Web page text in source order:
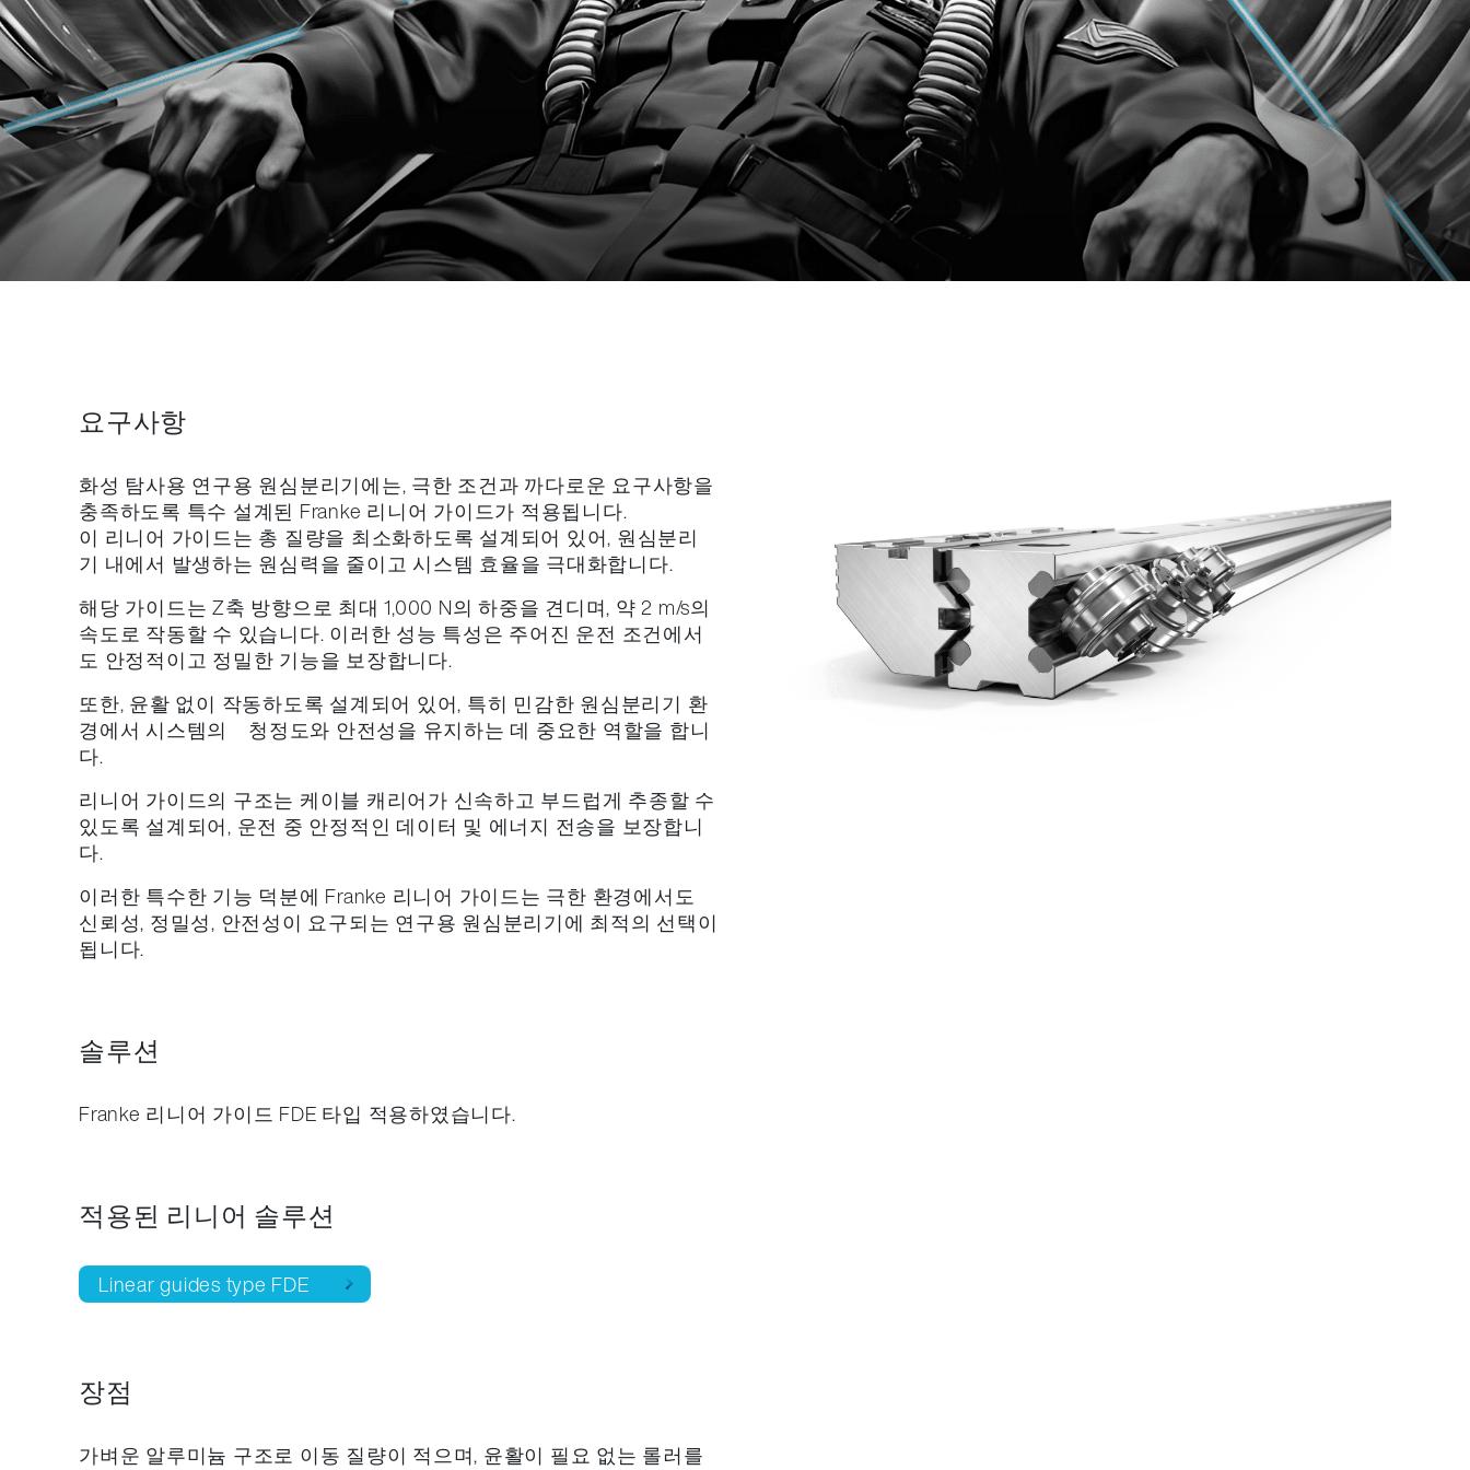
요구사항
화성 탐사용 연구용 원심분리기에는, 극한 조건과 까다로운 요구사항을
충족하도록 특수 설계된 Franke 리니어 가이드가 적용됩니다.
이 리니어 가이드는 총 질량을 최소화하도록 설계되어 있어, 원심분리
기 내에서 발생하는 원심력을 줄이고 시스템 효율을 극대화합니다.
해당 가이드는 Z축 방향으로 최대 1,000 N의 하중을 견디며, 약 2 m/s의
속도로 작동할 수 있습니다. 이러한 성능 특성은 주어진 운전 조건에서
도 안정적이고 정밀한 기능을 보장합니다.
또한, 윤활 없이 작동하도록 설계되어 있어, 특히 민감한 원심분리기 환
경에서 시스템의 청정도와 안전성을 유지하는 데 중요한 역할을 합니
다.
리니어 가이드의 구조는 케이블 캐리어가 신속하고 부드럽게 추종할 수
있도록 설계되어, 운전 중 안정적인 데이터 및 에너지 전송을 보장합니
다.
이러한 특수한 기능 덕분에 Franke 리니어 가이드는 극한 환경에서도
신뢰성, 정밀성, 안전성이 요구되는 연구용 원심분리기에 최적의 선택이
됩니다.
솔루션
Franke 리니어 가이드 FDE 타입 적용하였습니다.
적용된 리니어 솔루션
Linear guides type FDE
장점
가벼운 알루미늄 구조로 이동 질량이 적으며, 윤활이 필요 없는 롤러를